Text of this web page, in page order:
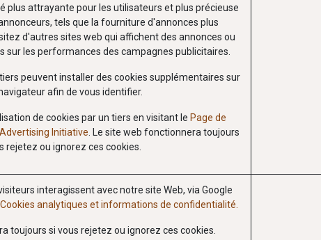
plus attrayante pour les utilisateurs et plus précieuse
tels que la fourniture d'annonces plus
d'autres sites web qui affichent des annonces ou
sur les performances des campagnes publicitaires.
peuvent installer des cookies supplémentaires sur
afin de vous identifier.
de cookies par un tiers en visitant le Page de
Initiative . Le site web fonctionnera toujours
rejetez ou ignorez ces cookies.
interagissent avec notre site Web, via Google
Cookies analytiques et informations de confidentialité.
toujours si vous rejetez ou ignorez ces cookies.